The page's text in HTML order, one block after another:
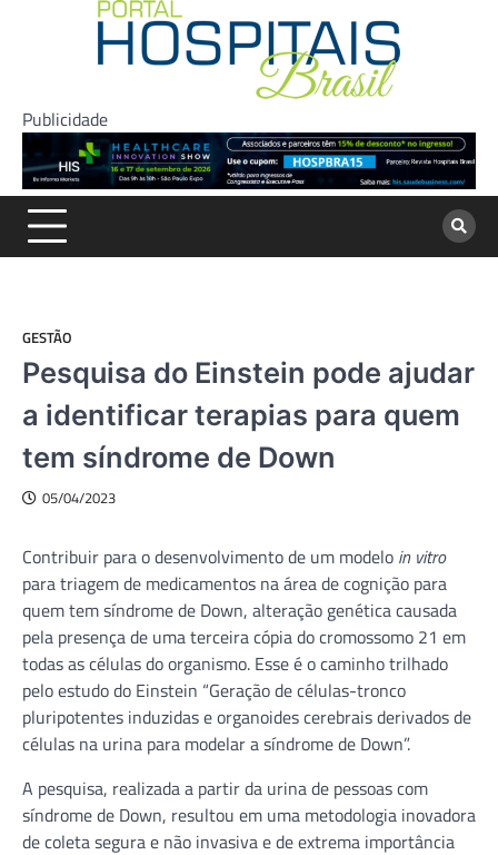
Publicidade
GESTÃO
Pesquisa do Einstein pode ajudar
a identificar terapias para quem
tem síndrome de Down
05/04/2023
Contribuir para o desenvolvimento de um modelo in vitro
para triagem de medicamentos na área de cognição para
quem tem síndrome de Down, alteração genética causada
pela presença de uma terceira cópia do cromossomo 21 em
todas as células do organismo. Esse é o caminho trilhado
pelo estudo do Einstein “Geração de células-tronco
pluripotentes induzidas e organoides cerebrais derivados de
células na urina para modelar a síndrome de Down”.
A pesquisa, realizada a partir da urina de pessoas com
síndrome de Down, resultou em uma metodologia inovadora
de coleta segura e não invasiva e de extrema importância